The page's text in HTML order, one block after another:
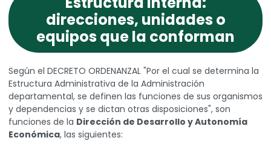
direcciones, unidades o
equipos que la conforman
Según el DECRETO ORDENANZAL "Por el cual se determina la
Estructura Administrativa de la Administración
departamental, se definen las funciones de sus organismos
y dependencias y se dictan otras disposiciones", son
funciones de la Dirección de Desarrollo y Autonomía
Económica, las siguientes: